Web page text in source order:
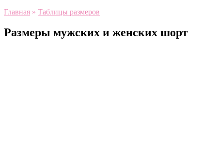
Главная » Таблицы размеров
Размеры мужских и женских шорт